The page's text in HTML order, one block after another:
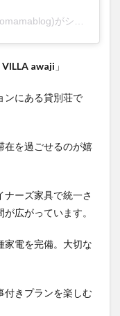
旅するママ（Chocomama）(@chocomamablog)がシェアした投稿
VILLA awaji 」
ンにある貸別荘で
在を過ごせるのが嬉
ーズ家具で統一さ
広がっています。
家電を完備。大切な
付きプランを楽しむ